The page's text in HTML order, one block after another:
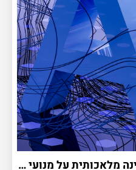
SEO AI – האימפקט של בינה מלאכותית על מנועי החיפוש